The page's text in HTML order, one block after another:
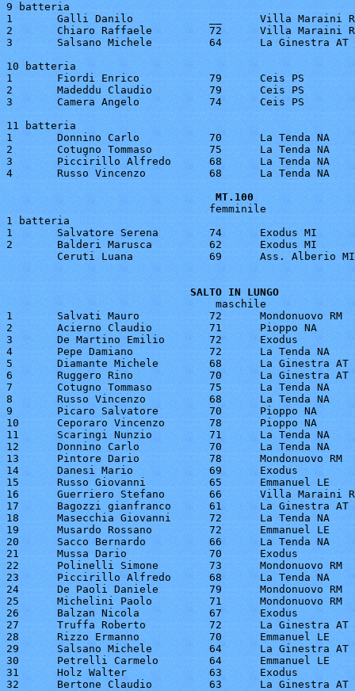
9 batteria
1	Galli Danilo		__	Villa Maraini RM	13"3
2	Chiaro Raffaele		72	Villa Maraini RM	13"3
3	Salsano Michele		64	La Ginestra AT		16"4
10 batteria
1	Fiordi Enrico		79	Ceis PS			13"9
2	Madeddu Claudio		79	Ceis PS			14"7
3	Camera Angelo		74	Ceis PS			15"4
11 batteria
1	Donnino Carlo		70	La Tenda NA		13"8
2	Cotugno Tommaso		75	La Tenda NA		14"1
3	Piccirillo Alfredo	68	La Tenda NA		14"1
4	Russo Vincenzo		68	La Tenda NA
MT.100
                                femminile
1 batteria
1	Salvatore Serena	74	Exodus MI		16"5
2	Balderi Marusca		62	Exodus MI		17"3
SALTO IN LUNGO
                                 maschile
1 	Salvati Mauro		72	Mondonuovo RM		5.35
2 	Acierno Claudio		71	Pioppo NA		5.22
3 	De Martino Emilio	72	Exodus			5.17
4 	Pepe Damiano		72	La Tenda NA		5.02
5 	Diamante Michele	68	La Ginestra AT		5.00
6 	Ruggero Rino		70	La Ginestra AT		4.95
7 	Cotugno Tommaso		75	La Tenda NA		4.94
8 	Russo Vincenzo		68	La Tenda NA		4.68
9 	Picaro Salvatore	70	Pioppo NA		4.60
10 	Ceporaro Vincenzo	78	Pioppo NA		4.58
11 	Scaringi Nunzio		71	La Tenda NA		4.57
12 	Donnino Carlo		70	La Tenda NA		4.54
13 	Pintore Dario		78	Mondonuovo RM		4.53
14 	Danesi Mario		69	Exodus			4.52
15 	Russo Giovanni		65	Emmanuel LE		4.50
16 	Guerriero Stefano	66	Villa Maraini RM	4.43
17 	Bagozzi gianfranco	61	La Ginestra AT		4.40
18 	Masecchia Giovanni	72	La Tenda NA		4.39
19 	Musardo Rossano		72	Emmanuel LE		4.38
20 	Sacco Bernardo		66	La Tenda NA		4.38
21 	Mussa Dario		70	Exodus			4.35
22 	Polinelli Simone	73	Mondonuovo RM		4.35
23 	Piccirillo Alfredo	68	La Tenda NA		4.32
24 	De Paoli Daniele	79	Mondonuovo RM		4.17
25 	Michelini Paolo		71	Mondonuovo RM		4.16
26 	Balzan Nicola		67	Exodus			4.10
27 	Truffa Roberto	 	72	La Ginestra AT		3.92
28 	Rizzo Ermanno		70	Emmanuel LE		3.85
29 	Salsano Michele		64	La Ginestra AT		3.70
30 	Petrelli Carmelo	64	Emmanuel LE		3.50
31 	Holz Walter		63	Exodus			3.28
32 	Bertone Claudio		63	La Ginestra AT		3.00